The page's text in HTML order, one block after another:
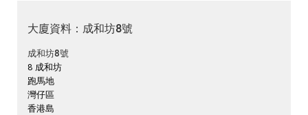
大廈資料：成和坊8號
成和坊8號
8 成和坊
跑馬地
灣仔區
香港島